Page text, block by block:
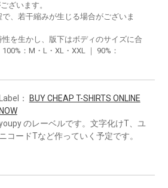
ざいます。
、若干縮みが生じる場合がございま
を生かし、版下はボディのサイズに合
：M・L・XL・XXL ｜ 90%：
Label：
BUY CHEAP T-SHIRTS ONLINE
NOW
のレーベルです。文字化けT、ユ
ニコードTなど作っていく予定です。